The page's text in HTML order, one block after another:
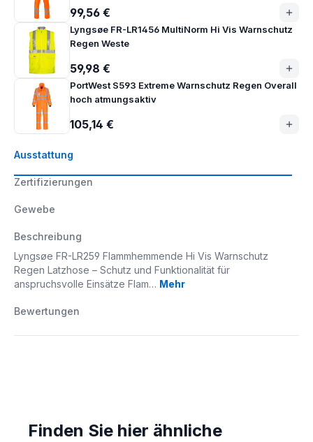
Ausstattung
Zertifizierungen
Gewebe
Beschreibung
Lyngsøe FR-LR259 Flammhemmende Hi Vis Warnschutz
Regen Latzhose – Schutz und Funktionalität für
anspruchsvolle Einsätze Flam… Mehr
Bewertungen
99,56 €
Lyngsøe FR-LR1456 MultiNorm Hi Vis Warnschutz
Regen Weste
59,98 €
PortWest S593 Extreme Warnschutz Regen Overall
hoch atmungsaktiv
105,14 €
Finden Sie hier ähnliche